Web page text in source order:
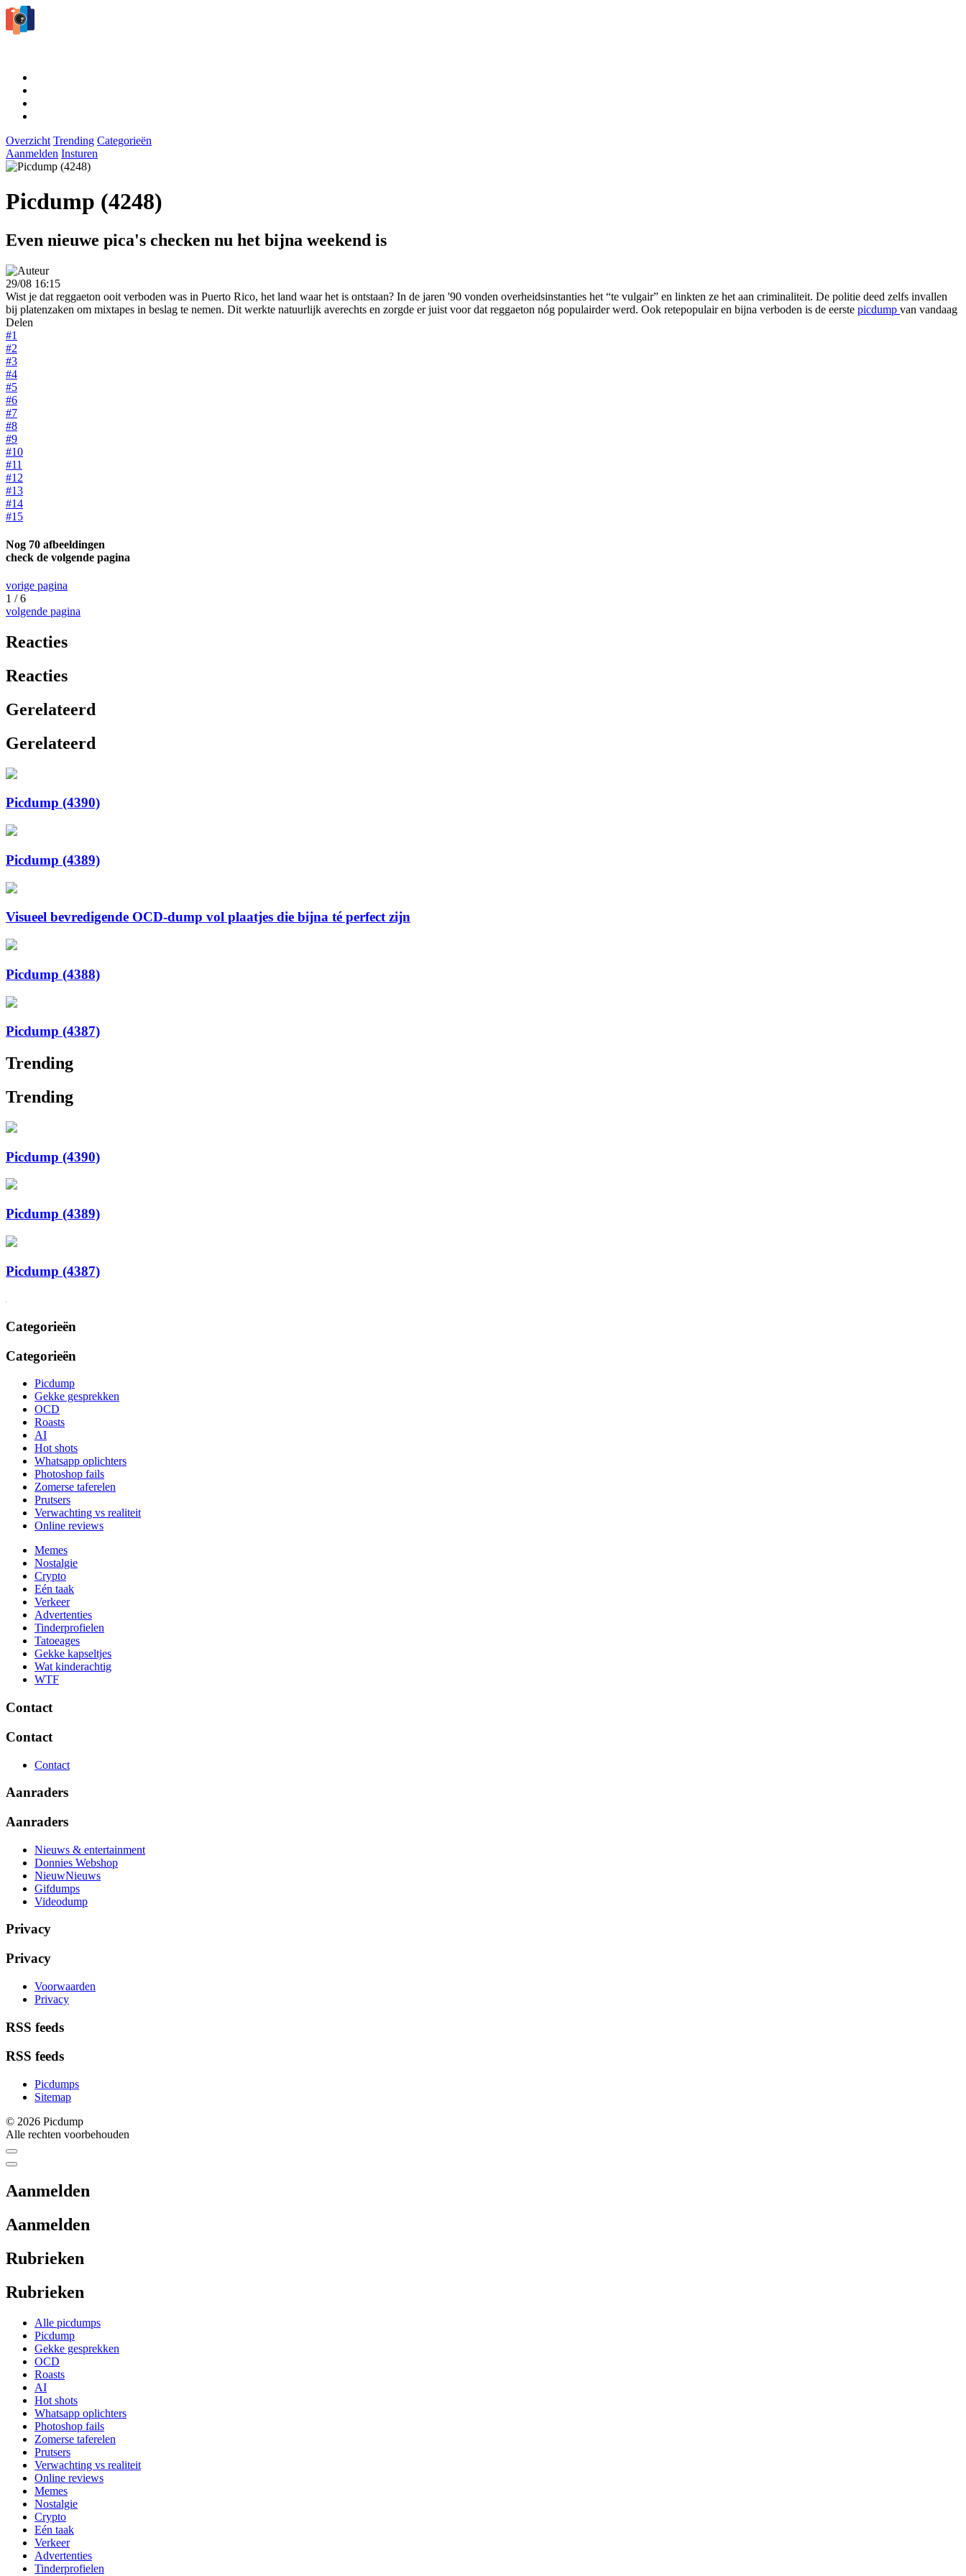
Overzicht Trending Categorieën
Aanmelden Insturen
Picdump (4248)
Even nieuwe pica's checken nu het bijna weekend is
29/08 16:15
Wist je dat reggaeton ooit verboden was in Puerto Rico, het land waar het is ontstaan? In de jaren '90 vonden overheidsinstanties het “te vulgair” en linkten ze het aan criminaliteit. De politie deed zelfs invallen
bij platenzaken om mixtapes in beslag te nemen. Dit werkte natuurlijk averechts en zorgde er juist voor dat reggaeton nóg populairder werd. Ook retepopulair en bijna verboden is de eerste picdump van vandaag
Delen
#1
#2
#3
#4
#5
#6
#7
#8
#9
#10
#11
#12
#13
#14
#15
Nog 70 afbeeldingen
check de volgende pagina
vorige pagina
1 / 6
volgende pagina
Reacties
Reacties
Gerelateerd
Gerelateerd
Picdump (4390)
Picdump (4389)
Visueel bevredigende OCD-dump vol plaatjes die bijna té perfect zijn
Picdump (4388)
Picdump (4387)
Trending
Trending
Picdump (4390)
Picdump (4389)
Picdump (4387)
Categorieën
Categorieën
Picdump
Gekke gesprekken
OCD
Roasts
AI
Hot shots
Whatsapp oplichters
Photoshop fails
Zomerse taferelen
Prutsers
Verwachting vs realiteit
Online reviews
Memes
Nostalgie
Crypto
Eén taak
Verkeer
Advertenties
Tinderprofielen
Tatoeages
Gekke kapseltjes
Wat kinderachtig
WTF
Contact
Contact
Contact
Aanraders
Aanraders
Nieuws & entertainment
Donnies Webshop
NieuwNieuws
Gifdumps
Videodump
Privacy
Privacy
Voorwaarden
Privacy
RSS feeds
RSS feeds
Picdumps
Sitemap
© 2026 Picdump
Alle rechten voorbehouden
Aanmelden
Aanmelden
Rubrieken
Rubrieken
Alle picdumps
Picdump
Gekke gesprekken
OCD
Roasts
AI
Hot shots
Whatsapp oplichters
Photoshop fails
Zomerse taferelen
Prutsers
Verwachting vs realiteit
Online reviews
Memes
Nostalgie
Crypto
Eén taak
Verkeer
Advertenties
Tinderprofielen